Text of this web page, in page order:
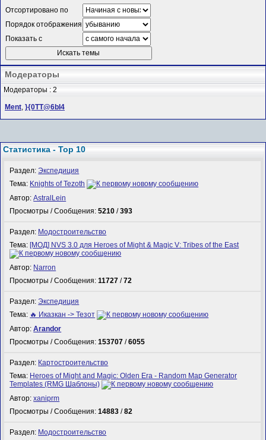
Отсортировано по
Порядок отображения
Показать с
Модераторы
Модераторы : 2
Ment, }{0TT@6bI4
Статистика - Top 10
Раздел:Экспедиция
Тема: Knights of Tezoth
Автор:AstralLein
Просмотры / Сообщения:5210 /393
Раздел: Модостроительство
Тема: [МОД] NVS 3.0 для Heroes of Might & Magic V: Tribes of the East
Автор: Narron
Просмотры / Сообщения:11727 /72
Раздел:Экспедиция
Тема: 🔥 Иказкан -> Тезот
Автор:Arandor
Просмотры / Сообщения:153707 /6055
Раздел: Картостроительство
Тема: Heroes of Might and Magic: Olden Era - Random Map Generator
Templates (RMG Шаблоны)
Автор:xaniprm
Просмотры / Сообщения:14883 /82
Раздел: Модостроительство